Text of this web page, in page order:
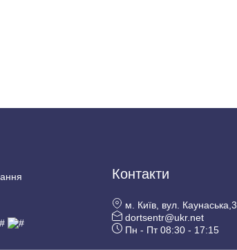
Контакти
м. Київ, вул. Каунаська,3
dortsentr@ukr.net
Пн - Пт 08:30 - 17:15